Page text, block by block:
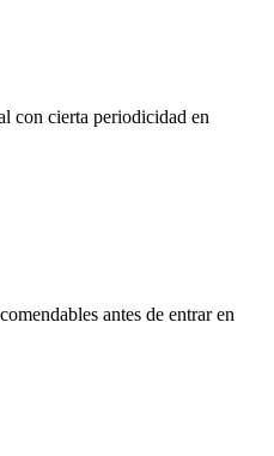
con cierta periodicidad en
antes de entrar en